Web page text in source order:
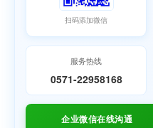
扫码添加微信
服务热线
0571-22958168
企业微信在线沟通